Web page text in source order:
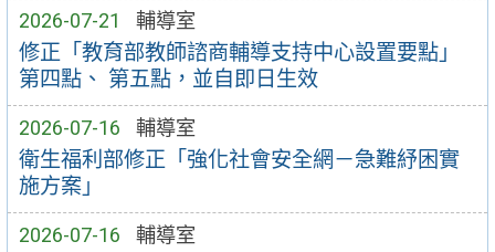
2026-07-21 輔導室
修正「教育部教師諮商輔導支持中心設置要點」
第四點、 第五點，並自即日生效
2026-07-16 輔導室
衛生福利部修正「強化社會安全網－急難紓困實
施方案」
2026-07-16 輔導室